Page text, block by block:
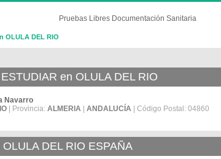
Pruebas Libres Documentación Sanitaria
OLULA DEL RIO
en OLULA DEL RIO
Navarro
| Provincia: ALMERIA ANDALUCÍA | Código Postal: 04860
DEL RIO ESPAÑA